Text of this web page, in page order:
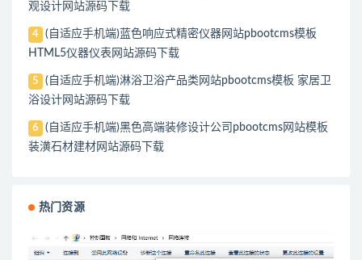
观设计网站源码下载
4
(自适应手机端)蓝色响应式精密仪器网站pbootcms模板
HTML5仪器仪表网站源码下载
5
(自适应手机端)淋浴卫浴产品类网站pbootcms模板 家居卫
浴设计网站源码下载
6
(自适应手机端)黑色高端装修设计公司pbootcms网站模板
装潢石材建材网站源码下载
热门资源